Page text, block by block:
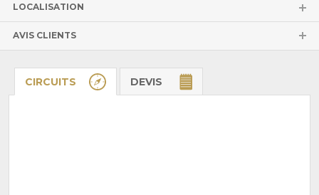
LOCALISATION
AVIS CLIENTS
CIRCUITS DEVIS